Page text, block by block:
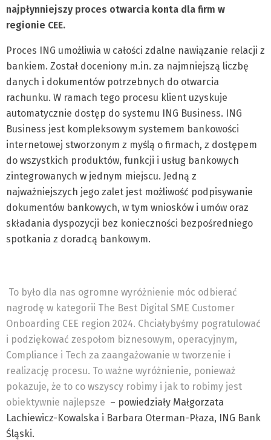
najpłynniejszy proces otwarcia konta dla firm w
regionie CEE.
Proces ING umożliwia w całości zdalne nawiązanie relacji z
bankiem. Został doceniony m.in. za najmniejszą liczbę
danych i dokumentów potrzebnych do otwarcia
rachunku. W ramach tego procesu klient uzyskuje
automatycznie dostęp do systemu ING Business. ING
Business jest kompleksowym systemem bankowości
internetowej stworzonym z myślą o firmach, z dostępem
do wszystkich produktów, funkcji i usług bankowych
zintegrowanych w jednym miejscu. Jedną z
najważniejszych jego zalet jest możliwość podpisywanie
dokumentów bankowych, w tym wniosków i umów oraz
składania dyspozycji bez konieczności bezpośredniego
spotkania z doradcą bankowym.
To było dla nas ogromne wyróżnienie móc odbierać
nagrodę w kategorii The Best Digital SME Customer
Onboarding CEE region 2024. Chciałybyśmy pogratulować
i podziękować zespołom biznesowym, operacyjnym,
Compliance i Tech za zaangażowanie w tworzenie i
realizację procesu. To ważne wyróżnienie, ponieważ
pokazuje, że to co wszyscy robimy i jak to robimy jest
obiektywnie najlepsze ⁠ – powiedziały Małgorzata
Lachiewicz-Kowalska i Barbara Oterman-Płaza, ING Bank
Śląski.